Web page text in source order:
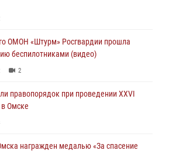
в крестном ходе в День крещения
Росгвардии пресечены нарушения
в Омске (видео)
ОМОН «Штурм» Росгвардии прошла
беспилотниками (видео)
2
правопорядок при проведении XXVI
Омске
награжден медалью «За спасение